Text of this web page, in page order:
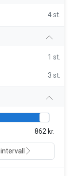
4 st.
1 st.
3 st.
862 kr.